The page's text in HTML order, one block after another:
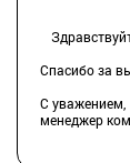
Спасибо за
С уважением,
менеджер